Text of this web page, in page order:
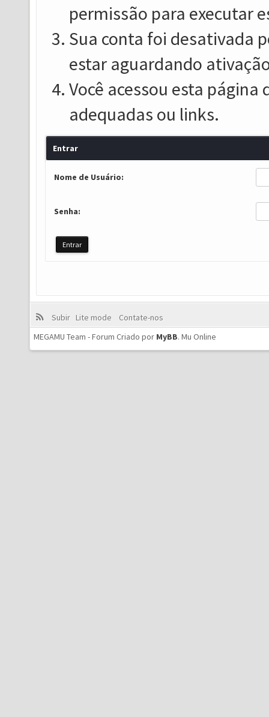
permissão para executar
Sua conta foi desativada
estar aguardando
Você acessou esta
adequadas ou links.
Entrar
Nome de Usuário:
Senha:
Subir Lite mode
Contate-nos
MEGAMU Team - Forum Criado por MyBB. Mu Online